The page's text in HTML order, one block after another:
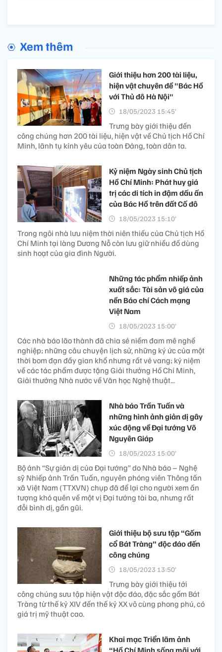
Xem thêm
Giới thiệu hơn 200 tài liệu,
hiện vật chuyên đề "Bác Hồ
với Thủ đô Hà Nội"
18/05/2023 15:45’
Trưng bày giới thiệu đến
công chúng hơn 200 tài liệu, hiện vật về Chủ tịch Hồ Chí
Minh, lãnh tụ kính yêu của toàn Đảng, toàn dân ta.
Kỷ niệm Ngày sinh Chủ tịch
Hồ Chí Minh: Phát huy giá
trị các di tích in đậm dấu ấn
của Bác Hồ trên đất Cố đô
18/05/2023 15:10’
Trong ngôi nhà lưu niệm thời niên thiếu của Chủ tịch Hồ
Chí Minh tại làng Dương Nỗ còn lưu giữ nhiều đồ dùng
sinh hoạt của gia đình Người.
Những tác phẩm nhiếp ảnh
xuất sắc: Tài sản vô giá của
nền Báo chí Cách mạng
Việt Nam
18/05/2023 15:00’
Các nhà báo lão thành đã chia sẻ niềm đam mê nghề
nghiệp; những câu chuyện lịch sử, những ký ức của một
thời bom đạn đầy gian khổ nhưng rất vẻ vang; kỷ niệm
về các tác phẩm được tặng Giải thưởng Hồ Chí Minh,
Giải thưởng Nhà nước về Văn học Nghệ thuật...
Nhà báo Trần Tuấn và
những hình ảnh giản dị gây
xúc động về Đại tướng Võ
Nguyên Giáp
18/05/2023 15:00’
Bộ ảnh “Sự giản dị của Đại tướng” do Nhà báo – Nghệ
sỹ Nhiếp ảnh Trần Tuấn, nguyên phóng viên Thông tấn
xã Việt Nam (TTXVN) chụp đã để lại cho người xem ấn
tượng khó quên về một vị Đại tướng tài ba, nhưng rất
đỗi bình dị, gần gũi.
Giới thiệu bộ sưu tập “Gốm
cổ Bát Tràng” độc đáo đến
công chúng
18/05/2023 13:50’
Trưng bày giới thiệu tới
công chúng sưu tập hiện vật độc đáo, đặc sắc gốm Bát
Tràng từ thế kỷ XIV đến thế kỷ XX vô cùng phong phú, có
giá trị mỹ thuật cao.
Khai mạc Triển lãm ảnh